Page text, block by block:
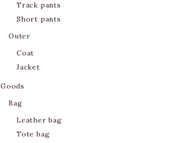
Track pants
Short pants
Outer
Coat
Jacket
Goods
Bag
Leather bag
Tote bag